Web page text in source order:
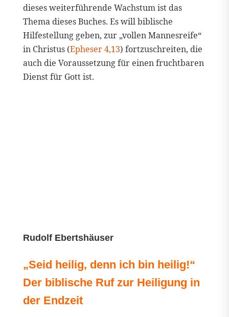
dieses weiterführende Wachstum ist das
Thema dieses Buches. Es will biblische
Hilfestellung geben, zur „vollen Mannesreife“
in Christus (Epheser 4,13) fortzuschreiten, die
auch die Voraussetzung für einen fruchtbaren
Dienst für Gott ist.
Rudolf Ebertshäuser
„Seid heilig, denn ich bin heilig!“
Der biblische Ruf zur Heiligung in
der Endzeit